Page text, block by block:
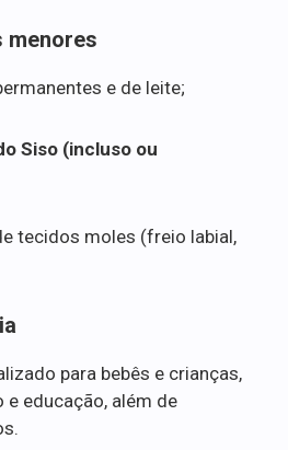
menores
e de leite;
Siso (incluso ou
tecidos moles (freio labial,
para bebês e crianças,
educação, além de